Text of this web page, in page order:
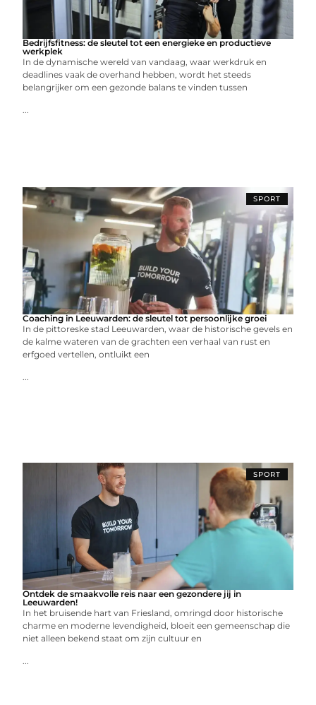
Bedrijfsfitness: de sleutel tot een energieke en productieve
werkplek
In de dynamische wereld van vandaag, waar werkdruk en
deadlines vaak de overhand hebben, wordt het steeds
belangrijker om een gezonde balans te vinden tussen
...
SPORT
Coaching in Leeuwarden: de sleutel tot persoonlijke groei
In de pittoreske stad Leeuwarden, waar de historische gevels en
de kalme wateren van de grachten een verhaal van rust en
erfgoed vertellen, ontluikt een
...
SPORT
Ontdek de smaakvolle reis naar een gezondere jij in
Leeuwarden!
In het bruisende hart van Friesland, omringd door historische
charme en moderne levendigheid, bloeit een gemeenschap die
niet alleen bekend staat om zijn cultuur en
...